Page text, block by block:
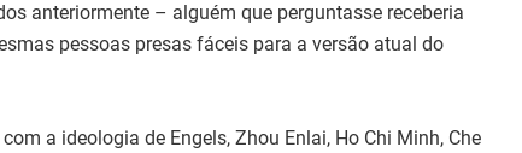
anteriormente – alguém que perguntasse receberia
pessoas presas fáceis para a versão atual do
a ideologia de Engels, Zhou Enlai, Ho Chi Minh, Che